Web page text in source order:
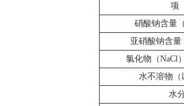
硝酸钠含量
亚硝酸钠含
氯化物（NaCl
水不溶物（
水